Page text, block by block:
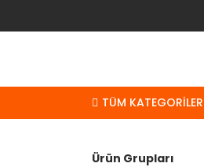
TÜM KATEGORİLER
Ürün Grupları